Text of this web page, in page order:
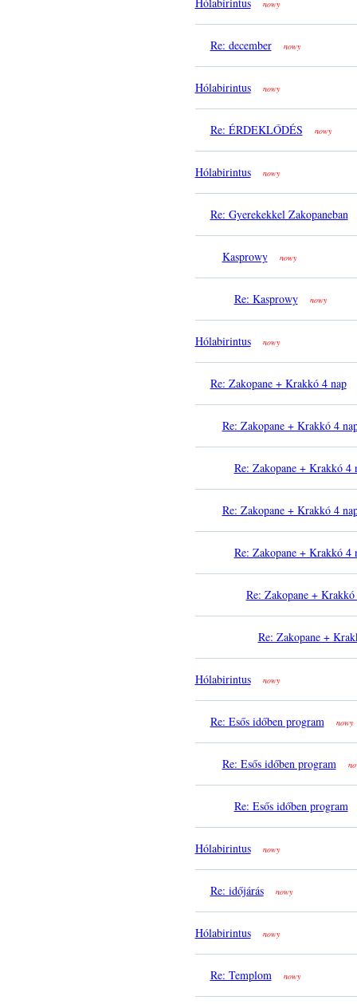
nowy
Re: december nowy
Hólabirintus nowy
Re: ÉRDEKLŐDÉS nowy
Hólabirintus nowy
Re: Gyerekekkel Zakopaneban
Kasprowy nowy
Re: Kasprowy nowy
Hólabirintus nowy
Re: Zakopane + Krakkó 4 nap
Re: Zakopane + Krakkó 4
Re: Zakopane + Krakkó 4
Re: Zakopane + Krakkó 4
Re: Zakopane + Krakkó 4
Re: Zakopane + Krakkó
Re: Zakopane +
Hólabirintus nowy
Re: Esős időben program nowy
Re: Esős időben program
Re: Esős időben program
Hólabirintus nowy
Re: időjárás nowy
Hólabirintus nowy
Re: Templom nowy